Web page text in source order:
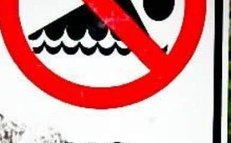
Choroby zębów i